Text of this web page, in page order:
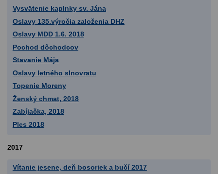
Vysvätenie kaplnky sv. Jána
Oslavy 135.výročia založenia DHZ
Oslavy MDD 1.6. 2018
Pochod dôchodcov
Stavanie Mája
Oslavy letného slnovratu
Topenie Moreny
Ženský chmat, 2018
Zabíjačka, 2018
Ples 2018
2017
Vítanie jesene, deň bosoriek a bučí 2017